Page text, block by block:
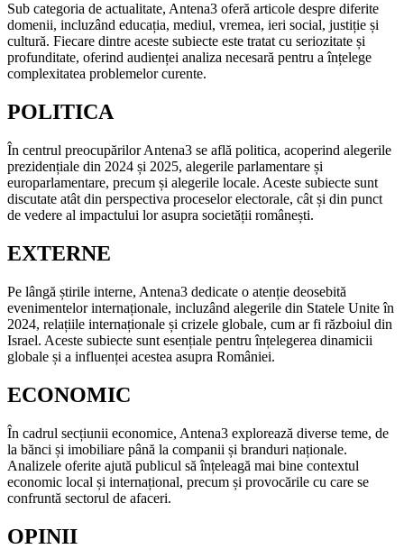
Sub categoria de actualitate, Antena3 oferă articole despre diferite
domenii, incluzând educația, mediul, vremea, ieri social, justiție și
cultură. Fiecare dintre aceste subiecte este tratat cu seriozitate și
profunditate, oferind audienței analiza necesară pentru a înțelege
complexitatea problemelor curente.
POLITICA
În centrul preocupărilor Antena3 se află politica, acoperind alegerile
prezidențiale din 2024 și 2025, alegerile parlamentare și
europarlamentare, precum și alegerile locale. Aceste subiecte sunt
discutate atât din perspectiva proceselor electorale, cât și din punct
de vedere al impactului lor asupra societății românești.
EXTERNE
Pe lângă știrile interne, Antena3 dedicate o atenție deosebită
evenimentelor internaționale, incluzând alegerile din Statele Unite în
2024, relațiile internaționale și crizele globale, cum ar fi războiul din
Israel. Aceste subiecte sunt esențiale pentru înțelegerea dinamicii
globale și a influenței acestea asupra României.
ECONOMIC
În cadrul secțiunii economice, Antena3 explorează diverse teme, de
la bănci și imobiliare până la companii și branduri naționale.
Analizele oferite ajută publicul să înțeleagă mai bine contextul
economic local și internațional, precum și provocările cu care se
confruntă sectorul de afaceri.
OPINII